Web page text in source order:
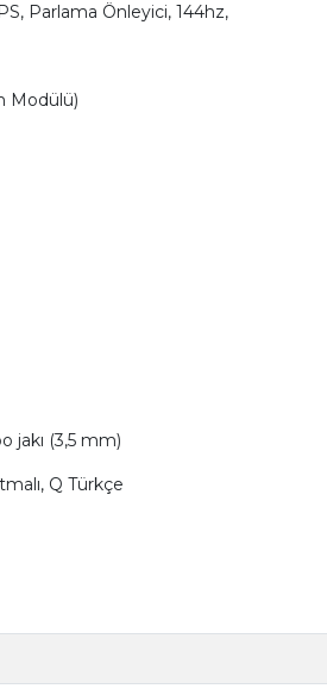
Parlama Önleyici, 144hz,
Modülü)
jakı (3,5 mm)
Q Türkçe